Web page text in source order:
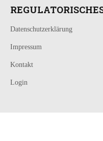
Datenschutzerklärung
Impressum
Kontakt
Login